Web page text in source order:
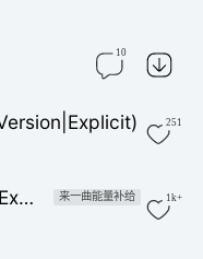
10
251
Sorry For Party Rocking (Explicit) 来一曲能量补给 1k+